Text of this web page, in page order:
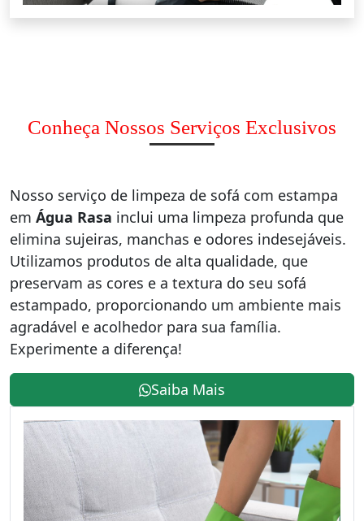
Conheça Nossos Serviços Exclusivos
Nosso serviço de limpeza de sofá com estampa
em Água Rasa inclui uma limpeza profunda que
elimina sujeiras, manchas e odores indesejáveis.
Utilizamos produtos de alta qualidade, que
preservam as cores e a textura do seu sofá
estampado, proporcionando um ambiente mais
agradável e acolhedor para sua família.
Experimente a diferença!
Saiba Mais